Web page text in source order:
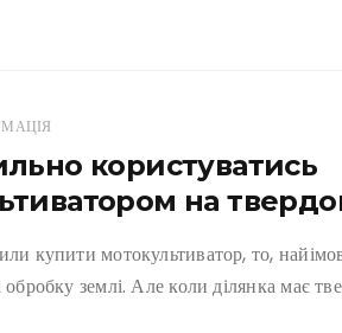
користуватись
на
купити мотокультиватор, то,
землі. Але коли ділянка має